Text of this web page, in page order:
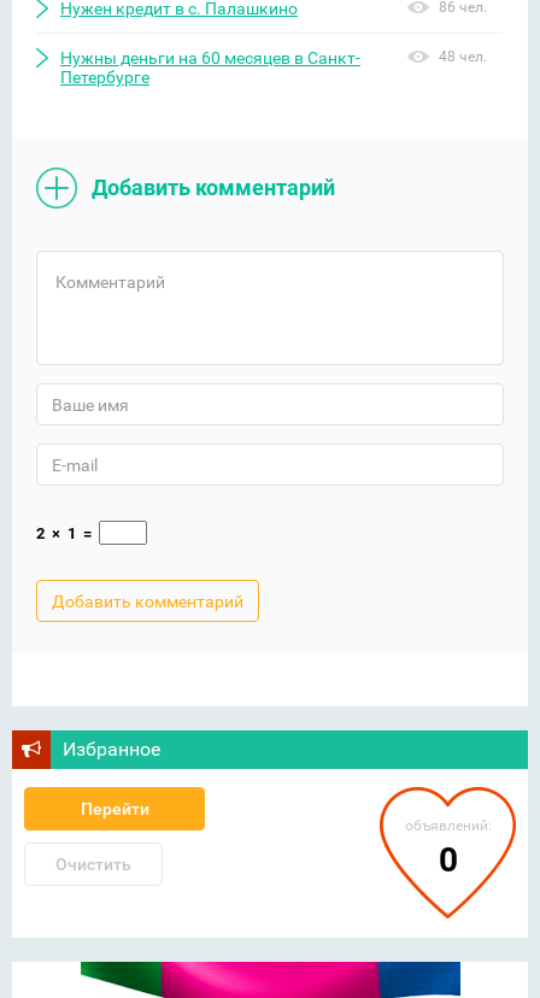
Нужен кредит в с. Палашкино 86 чел.
Нужны деньги на 60 месяцев в Санкт-
Петербурге
48 чел.
Добавить комментарий
2 × 1 =
Избранное
Перейти
Очистить
объявлений:
0